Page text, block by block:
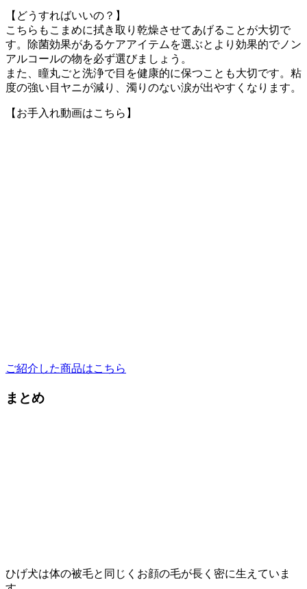
【どうすればいいの？】
こちらもこまめに拭き取り乾燥させてあげることが大切で
す。除菌効果があるケアアイテムを選ぶとより効果的でノン
アルコールの物を必ず選びましょう。
また、瞳丸ごと洗浄で目を健康的に保つことも大切です。粘
度の強い目ヤニが減り、濁りのない涙が出やすくなります。
【お手入れ動画はこちら】
ご紹介した商品はこちら
まとめ
ひげ犬は体の被毛と同じくお顔の毛が長く密に生えていま